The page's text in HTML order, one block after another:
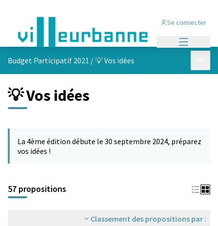
Se connecter
Budget Participatif 2021 /💡 Vos idées
💡 Vos idées
Passer la carte
La 4ème édition débute le 30 septembre 2024, préparez
vos idées !
57 propositions
Classement des propositions par :